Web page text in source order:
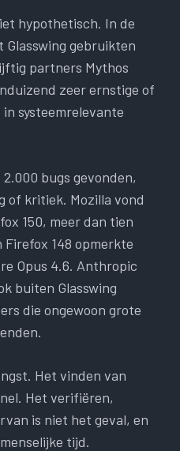
hypothetisch. In de
gebruikten
partners Mythos
zeer ernstige of
systeemrelevante
bugs gevonden,
of kritiek. Mozilla vond
150, meer dan tien
148 opmerkte
Opus 4.6. Anthropic
buiten Glasswing
die ongewoon grote
Het vinden van
Het verifiëren,
is niet het geval, en
tijd.